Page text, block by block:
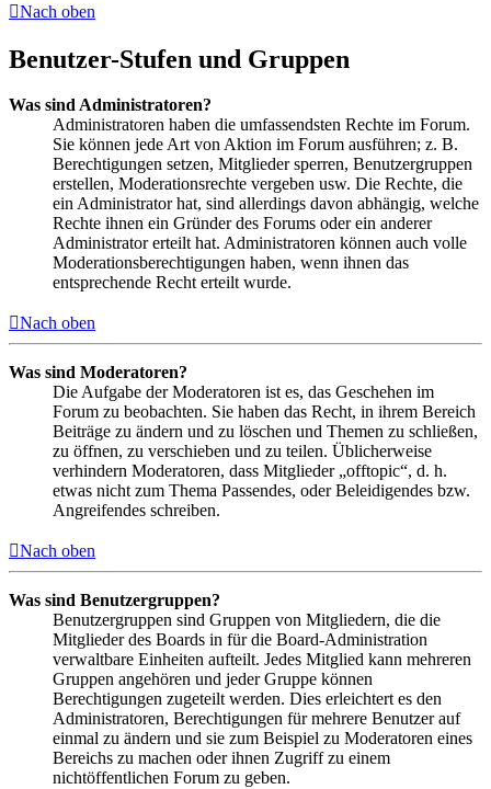
Nach oben
Benutzer-Stufen und Gruppen
Was sind Administratoren?
Administratoren haben die umfassendsten Rechte im Forum.
Sie können jede Art von Aktion im Forum ausführen; z. B.
Berechtigungen setzen, Mitglieder sperren, Benutzergruppen
erstellen, Moderationsrechte vergeben usw. Die Rechte, die
ein Administrator hat, sind allerdings davon abhängig, welche
Rechte ihnen ein Gründer des Forums oder ein anderer
Administrator erteilt hat. Administratoren können auch volle
Moderationsberechtigungen haben, wenn ihnen das
entsprechende Recht erteilt wurde.
Nach oben
Was sind Moderatoren?
Die Aufgabe der Moderatoren ist es, das Geschehen im
Forum zu beobachten. Sie haben das Recht, in ihrem Bereich
Beiträge zu ändern und zu löschen und Themen zu schließen,
zu öffnen, zu verschieben und zu teilen. Üblicherweise
verhindern Moderatoren, dass Mitglieder „offtopic“, d. h.
etwas nicht zum Thema Passendes, oder Beleidigendes bzw.
Angreifendes schreiben.
Nach oben
Was sind Benutzergruppen?
Benutzergruppen sind Gruppen von Mitgliedern, die die
Mitglieder des Boards in für die Board-Administration
verwaltbare Einheiten aufteilt. Jedes Mitglied kann mehreren
Gruppen angehören und jeder Gruppe können
Berechtigungen zugeteilt werden. Dies erleichtert es den
Administratoren, Berechtigungen für mehrere Benutzer auf
einmal zu ändern und sie zum Beispiel zu Moderatoren eines
Bereichs zu machen oder ihnen Zugriff zu einem
nichtöffentlichen Forum zu geben.